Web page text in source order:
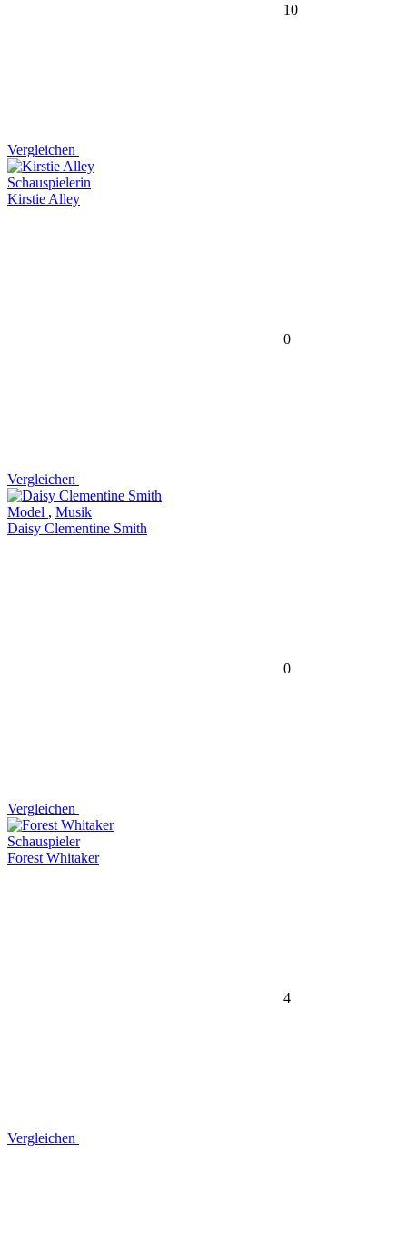
10
Vergleichen
Schauspielerin
Kirstie Alley
0
Vergleichen
Model , Musik
Daisy Clementine Smith
0
Vergleichen
Schauspieler
Forest Whitaker
4
Vergleichen